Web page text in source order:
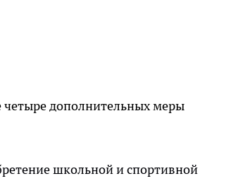
дополнительных меры
школьной и спортивной